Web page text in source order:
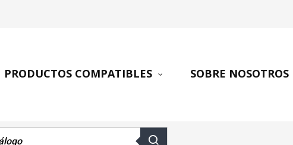
PRODUCTOS COMPATIBLES SOBRE NOSOTROS